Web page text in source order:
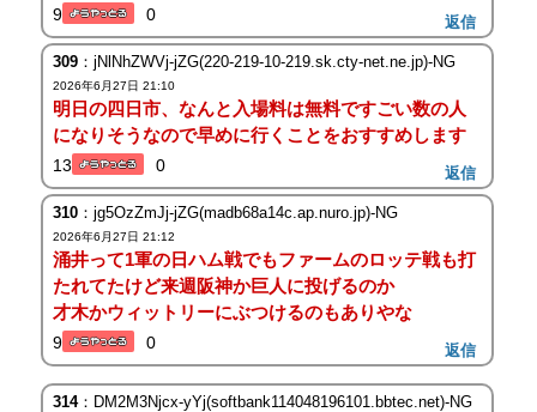
9 0 返信
309：jNlNhZWVj-jZG(220-219-10-219.sk.cty-net.ne.jp)-NG
2026年6月27日 21:10
明日の四日市、なんと入場料は無料ですごい数の人
になりそうなので早めに行くことをおすすめします
13 0 返信
310：jg5OzZmJj-jZG(madb68a14c.ap.nuro.jp)-NG
2026年6月27日 21:12
涌井って1軍の日ハム戦でもファームのロッテ戦も打
たれてたけど来週阪神か巨人に投げるのか
才木かウィットリーにぶつけるのもありやな
9 0 返信
314：DM2M3Njcx-yYj(softbank114048196101.bbtec.net)-NG